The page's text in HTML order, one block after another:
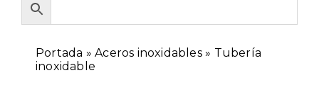
PRODUCTOS
Portada »Aceros inoxidables» Tubería
inoxidable